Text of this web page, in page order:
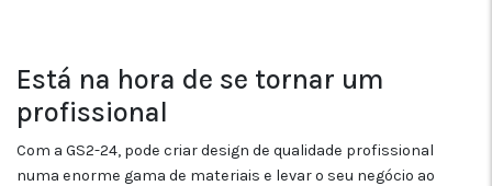
Está na hora de se tornar um
profissional
Com a GS2-24, pode criar design de qualidade profissional
numa enorme gama de materiais e levar o seu negócio ao